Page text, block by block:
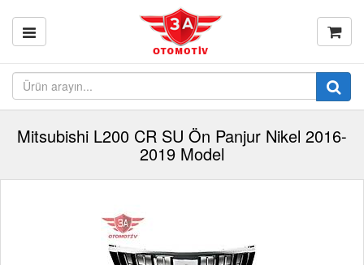
Mitsubishi L200 CR SU Ön Panjur Nikel 2016-
2019 Model